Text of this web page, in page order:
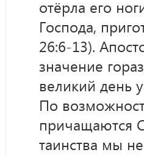
отёрла его
Господа,
26:6-13).
значение
великий день
По
причащаются
таинства мы